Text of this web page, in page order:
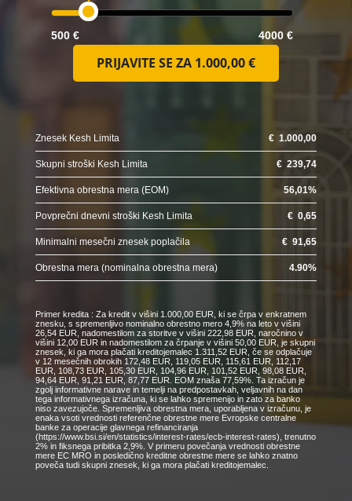
500 € 4000 €
PRIJAVITE SE ZA 1.000,00 €
Znesek Kesh Limita €1.000,00
Skupni stroški Kesh Limita €239,74
Efektivna obrestna mera (EOM) 56,01%
Povprečni dnevni stroški Kesh Limita €0,65
Minimalni mesečni znesek poplačila €91,65
Obrestna mera (nominalna obrestna mera) 4.90%
Primer kredita : Za kredit v višini 1.000,00 EUR, ki se črpa v enkratnem
znesku, s spremenljivo nominalno obrestno mero 4,9% na leto v višini
26,54 EUR, nadomestilom za storitve v višini 222,98 EUR, naročnino v
višini 12,00 EUR in nadomestilom za črpanje v višini 50,00 EUR, je skupni
znesek, ki ga mora plačati kreditojemalec 1.311,52 EUR, če se odplačuje
v 12 mesečnih obrokih 172,48 EUR, 119,05 EUR, 115,61 EUR, 112,17
EUR, 108,73 EUR, 105,30 EUR, 104,96 EUR, 101,52 EUR, 98,08 EUR,
94,64 EUR, 91,21 EUR, 87,77 EUR. EOM znaša 77,59%. Ta izračun je
zgolj informativne narave in temelji na predpostavkah, veljavnih na dan
tega informativnega izračuna, ki se lahko spremenijo in zato za banko
niso zavezujoče. Spremenljiva obrestna mera, uporabljena v izračunu, je
enaka vsoti vrednosti referenčne obrestne mere Evropske centralne
banke za operacije glavnega refinanciranja
(https://www.bsi.si/en/statistics/interest-rates/ecb-interest-rates), trenutno
2% in fiksnega pribitka 2,9%. V primeru povečanja vrednosti obrestne
mere EC MRO in posledično kreditne obrestne mere se lahko znatno
poveča tudi skupni znesek, ki ga mora plačati kreditojemalec.